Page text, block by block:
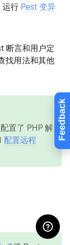
Feedback
运行 Pest 变异
断言和用户定
找用法和其他
置了 PHP 解
配置远程